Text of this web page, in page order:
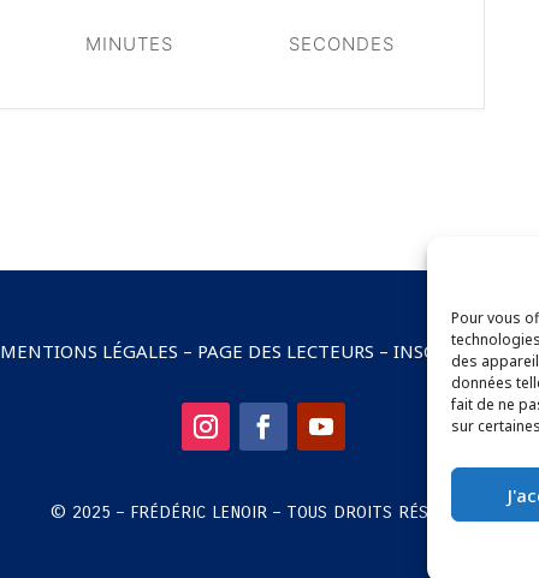
Pour vous
des
données
fait de ne
sur
MINUTES SECONDES
MENTIONS LÉGALES – PAGE DES LECTEURS – INSCRIPTION
© 2025 – FRÉDÉRIC LENOIR – TOUS DROITS RÉSERVÉS